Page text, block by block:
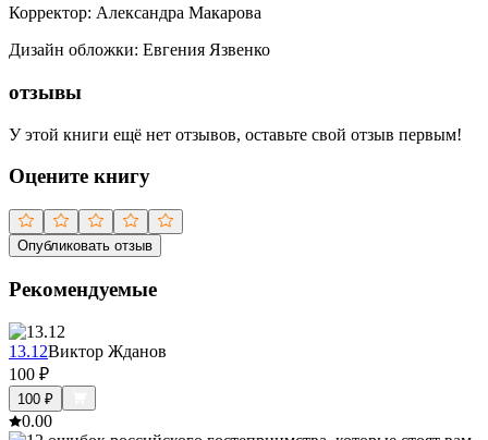
Корректор: Александра Макарова
Дизайн обложки: Евгения Язвенко
отзывы
У этой книги ещё нет отзывов, оставьте свой отзыв первым!
Оцените книгу
Опубликовать отзыв
Рекомендуемые
13.12Виктор Жданов
100 ₽
100 ₽
0.00